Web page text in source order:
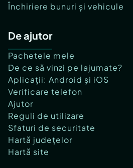
Închiriere bunuri și vehicule
De ajutor
Pachetele mele
De ce să vinzi pe lajumate?
Aplicații: Android și iOS
Verificare telefon
Ajutor
Reguli de utilizare
Sfaturi de securitate
Hartă județelor
Hartă site